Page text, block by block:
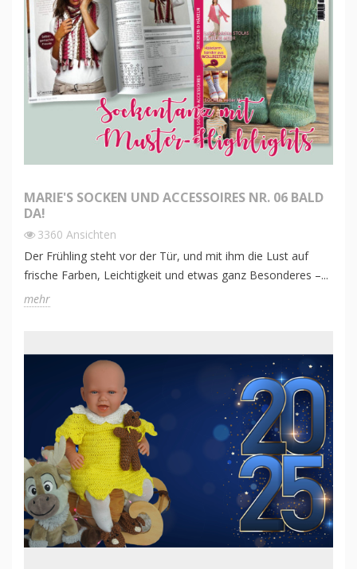
MARIE'S SOCKEN UND ACCESSOIRES NR. 06 BALD
DA!
3360 Ansichten
Der Frühling steht vor der Tür, und mit ihm die Lust auf
frische Farben, Leichtigkeit und etwas ganz Besonderes –...
mehr